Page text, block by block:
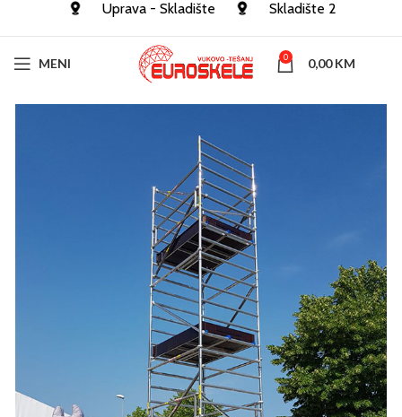
Uprava - Skladište Skladište 2
MENI 0 0,00KM